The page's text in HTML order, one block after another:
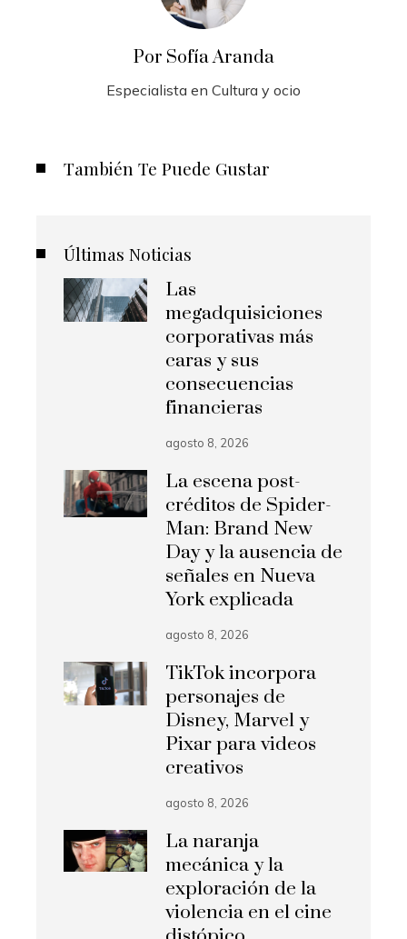
Por Sofía Aranda
Especialista en Cultura y ocio
También Te Puede Gustar
Últimas Noticias
Las
megadquisiciones
corporativas más
caras y sus
consecuencias
financieras
agosto 8, 2026
La escena post-
créditos de Spider-
Man: Brand New
Day y la ausencia de
señales en Nueva
York explicada
agosto 8, 2026
TikTok incorpora
personajes de
Disney, Marvel y
Pixar para videos
creativos
agosto 8, 2026
La naranja
mecánica y la
exploración de la
violencia en el cine